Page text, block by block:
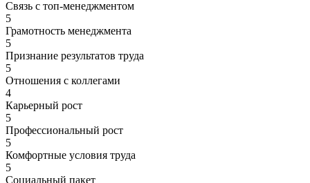
Связь с топ-менеджментом
5
Грамотность менеджмента
5
Признание результатов труда
5
Отношения с коллегами
4
Карьерный рост
5
Профессиональный рост
5
Комфортные условия труда
5
Социальный пакет